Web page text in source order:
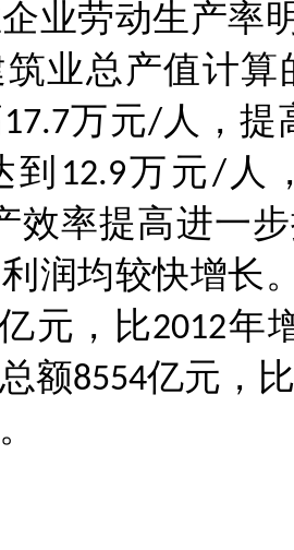
劳动生产率明
业总产值计
万元/人，
到12.9万元/人
效率提高进一
润均较快增长
元，比2012年
额8554亿元，